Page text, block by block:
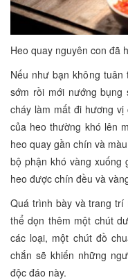
Heo quay nguyên con đã
Nếu như bạn không
sớm rồi mới nướng
cháy làm mất đi hương
của heo thường khó lên
heo quay gần chín và
bộ phận khó vàng xuống
heo được chín đều và
Quá trình bày và trang trí
thể dọn thêm một chút
các loại, một chút đồ
chắn sẽ khiến những
độc đáo này.